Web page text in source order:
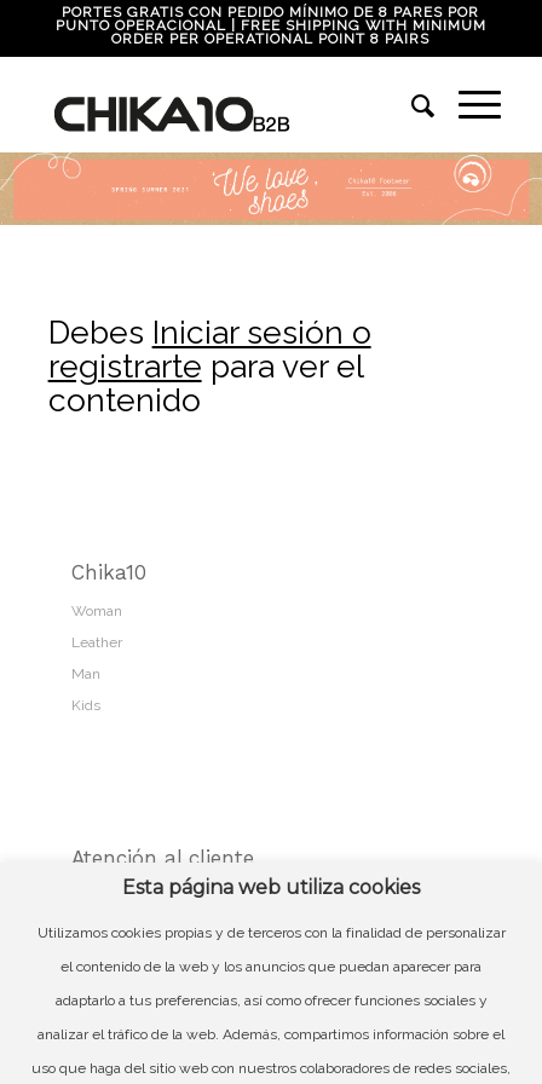
PORTES GRATIS CON PEDIDO MÍNIMO DE 8 PARES POR
PUNTO OPERACIONAL | FREE SHIPPING WITH MINIMUM
ORDER PER OPERATIONAL POINT 8 PAIRS
Debes Iniciar sesión o
registrarte para ver el
contenido
Chika10
Woman
Leather
Man
Kids
Atención al cliente
Contacto
Guía de compra
Cambios y devoluciones
Esta página web utiliza cookies
Utilizamos cookies propias y de terceros con la finalidad de personalizar
el contenido de la web y los anuncios que puedan aparecer para
adaptarlo a tus preferencias, así como ofrecer funciones sociales y
analizar el tráfico de la web. Además, compartimos información sobre el
uso que haga del sitio web con nuestros colaboradores de redes sociales,